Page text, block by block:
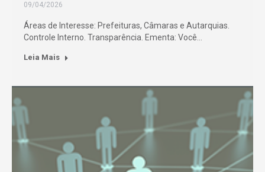
09/04/2026
Áreas de Interesse: Prefeituras, Câmaras e Autarquias.
Controle Interno. Transparência. Ementa: Você…
Leia Mais